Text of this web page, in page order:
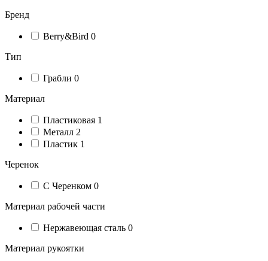
Бренд
Berry&Bird 0
Тип
Грабли 0
Материал
Пластиковая 1
Металл 2
Пластик 1
Черенок
С Черенком 0
Материал рабочей части
Нержавеющая сталь 0
Материал рукоятки